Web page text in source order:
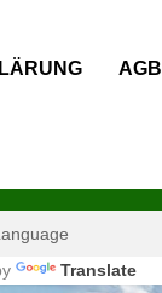
AGB
Translate